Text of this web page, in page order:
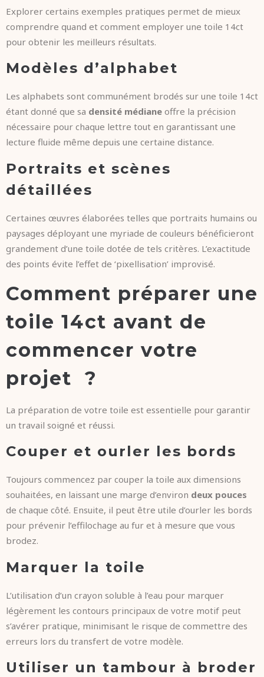
Explorer certains exemples pratiques permet de mieux
comprendre quand et comment employer une toile 14ct
pour obtenir les meilleurs résultats.
Modèles d’alphabet
Les alphabets sont communément brodés sur une toile 14ct
étant donné que sa densité médiane offre la précision
nécessaire pour chaque lettre tout en garantissant une
lecture fluide même depuis une certaine distance.
Portraits et scènes
détaillées
Certaines œuvres élaborées telles que portraits humains ou
paysages déployant une myriade de couleurs bénéficieront
grandement d’une toile dotée de tels critères. L’exactitude
des points évite l’effet de ‘pixellisation’ improvisé.
Comment préparer une
toile 14ct avant de
commencer votre
projet ?
La préparation de votre toile est essentielle pour garantir
un travail soigné et réussi.
Couper et ourler les bords
Toujours commencez par couper la toile aux dimensions
souhaitées, en laissant une marge d’environ deux pouces
de chaque côté. Ensuite, il peut être utile d’ourler les bords
pour prévenir l’effilochage au fur et à mesure que vous
brodez.
Marquer la toile
L’utilisation d’un crayon soluble à l’eau pour marquer
légèrement les contours principaux de votre motif peut
s’avérer pratique, minimisant le risque de commettre des
erreurs lors du transfert de votre modèle.
Utiliser un tambour à broder